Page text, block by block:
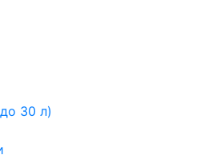
30 л)